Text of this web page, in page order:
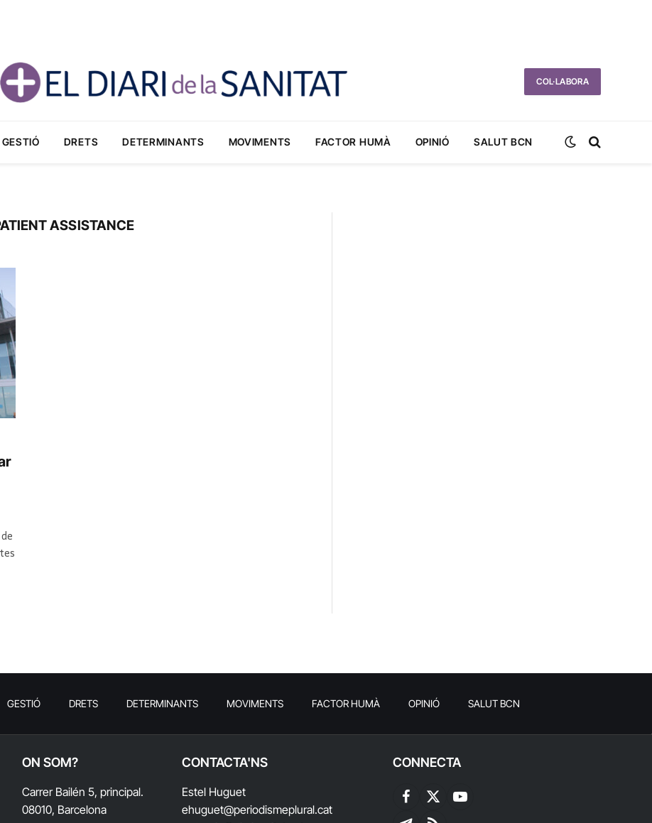
COL·LABORA
GESTIÓ DRETS DETERMINANTS MOVIMENTS FACTOR HUMÀ OPINIÓ SALUT BCN
ASSISTANCE
GESTIÓ DRETS DETERMINANTS MOVIMENTS FACTOR HUMÀ OPINIÓ SALUT BCN
ON SOM?
Carrer Bailén 5, principal.
08010, Barcelona
CONTACTA'NS
Estel Huguet
ehuguet@periodismeplural.cat
CONNECTA
Facebook
X
(Twitter)
YouTube